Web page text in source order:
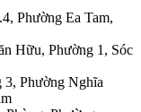
Phường Ea Tam,
Hữu, Phường 1, Sóc
Phường Nghĩa